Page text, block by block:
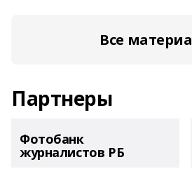
Все
Партнеры
Фотобанк
журналистов РБ